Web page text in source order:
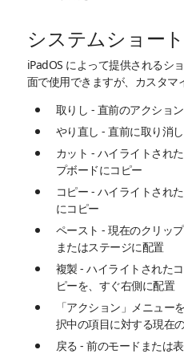
システムショー
iPadOS によって提供されるシ
面で使用できますが、カスタマ
取りし - 直前のアクショ
やり直し - 直前に取り消
カット - ハイライトされ
プボードにコピー
コピー - ハイライトされ
にコピー
ペースト - 現在のクリッ
またはステージに配置
複製 - ハイライトされた
ピーを、すぐ右側に配置
「アクション」メニュー
択中の項目に対する現在
戻る - 前のモードまたは